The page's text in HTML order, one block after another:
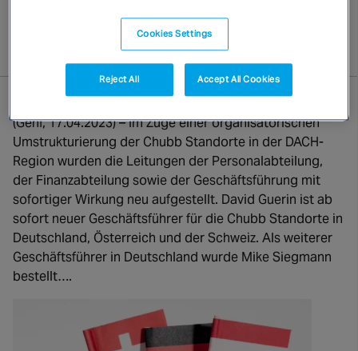
Von Chubb Sicli | 12 April 2024
Chubb in der DACH-Region unter neuer Führung
(Genf, 17.04.2023) – Im Zuge einer organisatorischen
Umstrukturierung der Chubb Standorte in der DACH-
Region wurden die Leitungen der Personalabteilung,
der Finanzabteilung sowie der Geschäftsführung mit
sofortiger Wirkung neu aufgestellt. David Guerin ist ab
sofort neuer Geschäftsführer für die Chubb Standorte in
Deutschland, Österreich und der Schweiz. Als weiterer
Geschäftsführer in Deutschland wurde Mike Siegmann
bestellt….
Cookies Settings
Reject All Accept All Cookies